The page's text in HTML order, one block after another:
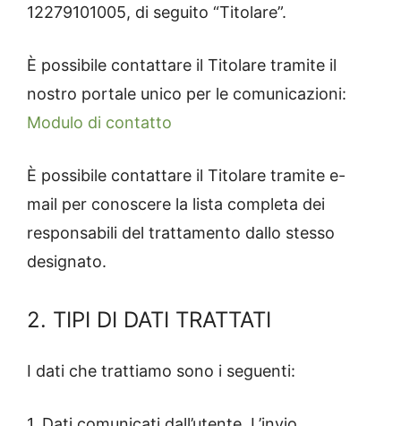
12279101005, di seguito “Titolare”.
È possibile contattare il Titolare tramite il
nostro portale unico per le comunicazioni:
Modulo di contatto
È possibile contattare il Titolare tramite e-
mail per conoscere la lista completa dei
responsabili del trattamento dallo stesso
designato.
2. TIPI DI DATI TRATTATI
I dati che trattiamo sono i seguenti: